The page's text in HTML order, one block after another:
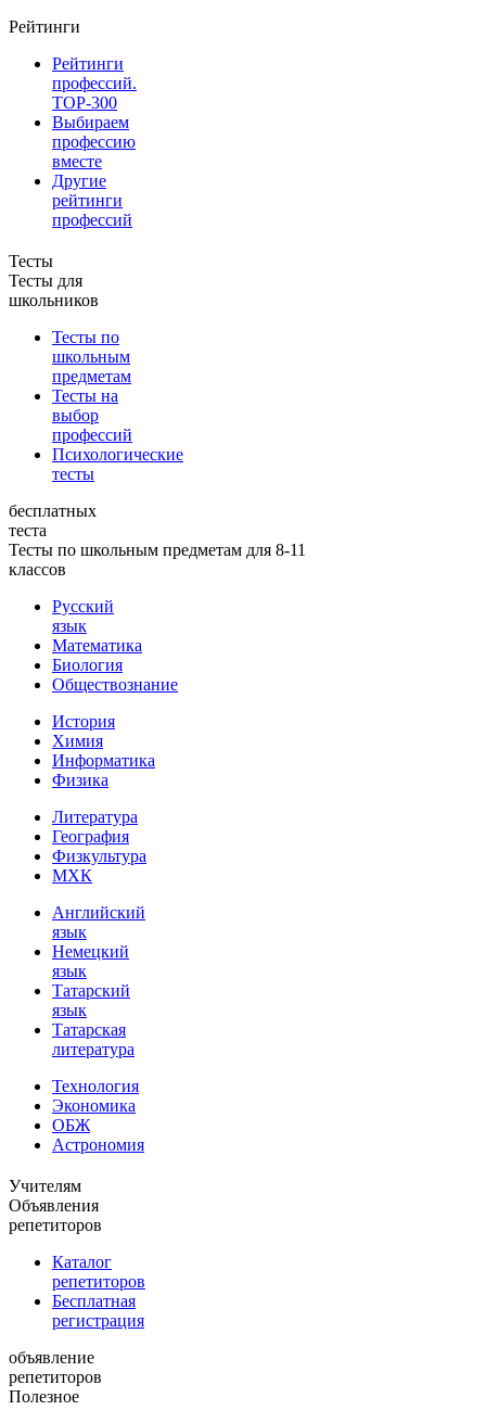
Рейтинги
Рейтинги
профессий.
TOP-300
Выбираем
профессию
вместе
Другие
рейтинги
профессий
Тесты
Тесты для
школьников
Тесты по
школьным
предметам
Тесты на
выбор
профессий
Психологические
тесты
бесплатных
теста
Тесты по школьным предметам для 8-11
классов
Русский
язык
Математика
Биология
Обществознание
История
Химия
Информатика
Физика
Литература
География
Физкультура
МХК
Английский
язык
Немецкий
язык
Татарский
язык
Татарская
литература
Технология
Экономика
ОБЖ
Астрономия
Учителям
Объявления
репетиторов
Каталог
репетиторов
Бесплатная
регистрация
объявление
репетиторов
Полезное